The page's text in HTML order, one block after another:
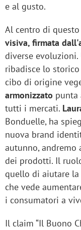
e al gusto.
Al centro di questo
visiva, firmata
diverse evoluzioni.
ribadisce lo
cibo di origine
armonizzato punta
tutti i mercati.
Bonduelle, ha
nuova brand
autunno,
dei prodotti. Il
quello di aiutare
che vede
i consumatori a
Il claim “Il Buono